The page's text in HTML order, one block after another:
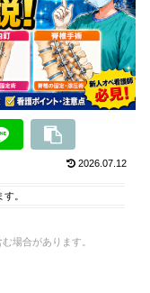
2026.07.12
。
場合があります。